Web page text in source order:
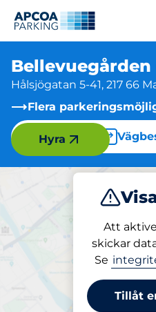
Bellevuegården
Hålsjögatan 5-41, 217 66
Flera
Att
skickar
Se
Tillåt
Hyra